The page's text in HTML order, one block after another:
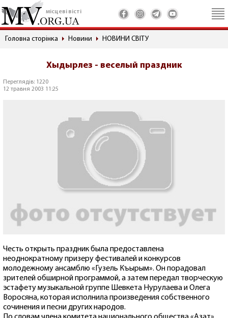
місцеві вісті
Головна сторінка Новини НОВИНИ СВІТУ
Хыдырлез - веселый праздник
Переглядів: 1220
12 травня 2003 11:25
Честь открыть праздник была предоставлена
неоднократному призеру фестивалей и конкурсов
молодежному ансамблю «Гузель Къырым». Он порадовал
зрителей обширной программой, а затем передал творческую
эстафету музыкальной группе Шевкета Нурулаева и Олега
Воросяна, которая исполнила произведения собственного
сочинения и песни других народов.